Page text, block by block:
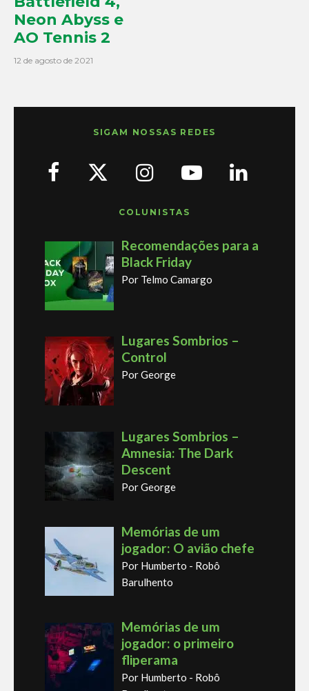
Neon Abyss e
AO Tennis 2
12 de agosto de 2021
SIGAM NOSSAS REDES
COLUNISTAS
Recomendações para a
Black Friday
Por Telmo Camargo
Lugares Sombrios –
Control
Por George
Lugares Sombrios –
Amnesia: The Dark
Descent
Por George
Memórias de um
jogador: O avião chefe
Por Humberto - Robô
Barulhento
Memórias de um
jogador: o primeiro
fliperama
Por Humberto - Robô